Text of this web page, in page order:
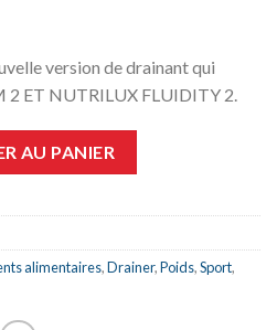
version de drainant qui
ET NUTRILUX FLUIDITY 2.
AU PANIER
alimentaires,Drainer,Poids,Sport,